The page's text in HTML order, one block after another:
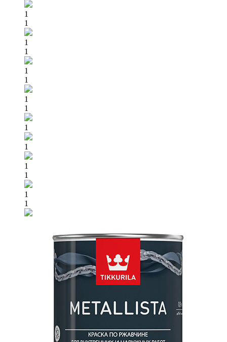
1
1
1
1
1
1
1
1
1
1
1
1
1
1